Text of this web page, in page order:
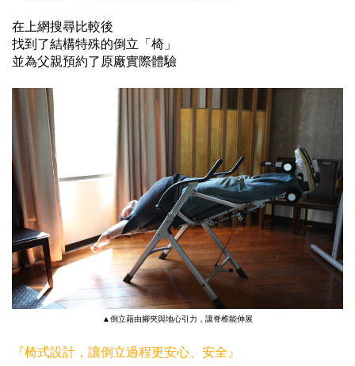
在上網搜尋比較後
找到了結構特殊的倒立「椅」
並為父親預約了原廠實際體驗
▲倒立藉由腳夾與地心引力，讓脊椎能伸展
『椅式設計，讓倒立過程更安心、安全』